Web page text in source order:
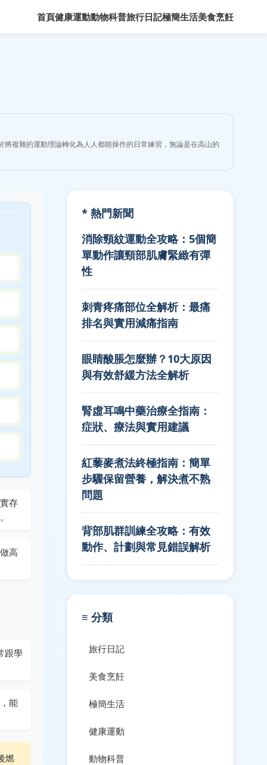
首頁健康運動動物科普旅行日記極簡生活美食烹飪
複雜的運動理論轉化為人人都能操作的日常練習，無論是在高山的
存
高
跟學
能
燃
* 熱門新聞
消除頸紋運動全攻略：5個簡
單動作讓頸部肌膚緊緻有彈
性
刺青疼痛部位全解析：最痛
排名與實用減痛指南
眼睛酸脹怎麼辦？10大原因
與有效舒緩方法全解析
腎虛耳鳴中藥治療全指南：
症狀、療法與實用建議
紅藜麥煮法終極指南：簡單
步驟保留營養，解決煮不熟
問題
背部肌群訓練全攻略：有效
動作、計劃與常見錯誤解析
≡ 分類
旅行日記
美食烹飪
極簡生活
健康運動
動物科普